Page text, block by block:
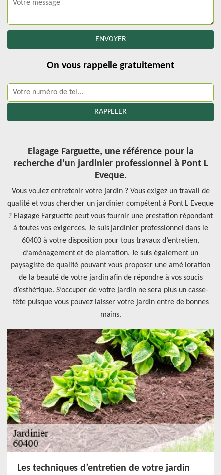
On vous rappelle gratuitement
Elagage Farguette, une référence pour la
recherche d’un jardinier professionnel à Pont L
Eveque.
Vous voulez entretenir votre jardin ? Vous exigez un travail de
qualité et vous chercher un jardinier compétent à Pont L Eveque
? Elagage Farguette peut vous fournir une prestation répondant
à toutes vos exigences. Je suis jardinier professionnel dans le
60400 à votre disposition pour tous travaux d’entretien,
d’aménagement et de plantation. Je suis également un
paysagiste de qualité pouvant vous proposer une amélioration
de la beauté de votre jardin afin de répondre à vos soucis
d’esthétique. S’occuper de votre jardin ne sera plus un casse-
tête puisque vous pouvez laisser votre jardin entre de bonnes
mains.
Les techniques d’entretien de votre jardin